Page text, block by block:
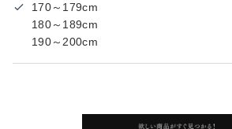
170～179cm
180～189cm
190～200cm